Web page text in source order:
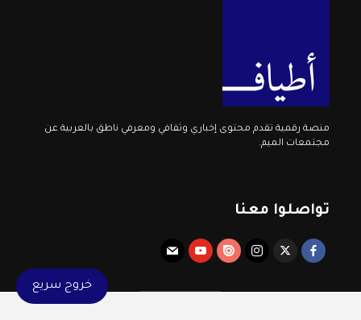
منصة رقمية تقدم محتوى إخباري وثقافي ومعرفي ناطق بالعربية عن
مجتمعات الميم.
تواصلوا معنا
خروج سريع